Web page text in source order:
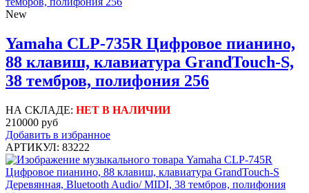
New
Yamaha CLP-735R Цифровое пианино,
88 клавиш, клавиатура GrandTouch-S,
38 тембров, полифония 256
НА СКЛАДЕ: НЕТ В НАЛИЧИИ
210000 руб
Добавить в избранное
АРТИКУЛ: 83222